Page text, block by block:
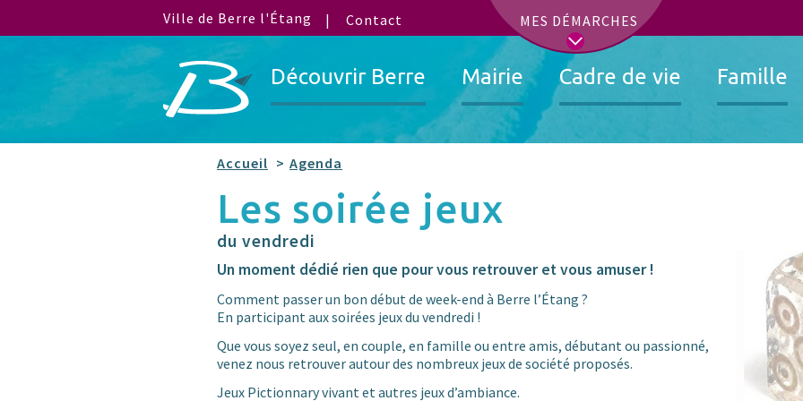
Ville de Berre l'Étang MES DÉMARCHES
Contact
Découvrir Berre Mairie Cadre de vie Famille
Accueil Agenda
Les soirée jeux
du vendredi
Un moment dédié rien que pour vous retrouver et vous amuser !
Comment passer un bon début de week-end à Berre l’Étang ?
En participant aux soirées jeux du vendredi !
Que vous soyez seul, en couple, en famille ou entre amis, débutant ou passionné,
venez nous retrouver autour des nombreux jeux de société proposés.
Jeux Pictionnary vivant et autres jeux d’ambiance.